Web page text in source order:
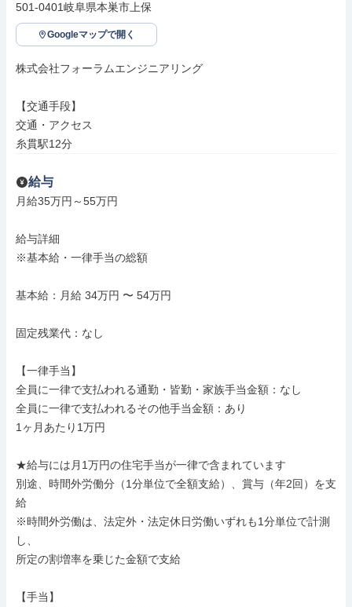
501-0401岐阜県本巣市上保
Googleマップで開く
株式会社フォーラムエンジニアリング
【交通手段】
交通・アクセス
糸貫駅12分
給与
月給35万円～55万円
給与詳細
※基本給・一律手当の総額
基本給：月給 34万円 〜 54万円
固定残業代：なし
【一律手当】
全員に一律で支払われる通勤・皆勤・家族手当金額：なし
全員に一律で支払われるその他手当金額：あり
1ヶ月あたり1万円
★給与には月1万円の住宅手当が一律で含まれています
別途、時間外労働分（1分単位で全額支給）、賞与（年2回）を支
給
※時間外労働は、法定外・法定休日労働いずれも1分単位で計測
し、
所定の割増率を乗じた金額で支給
【手当】